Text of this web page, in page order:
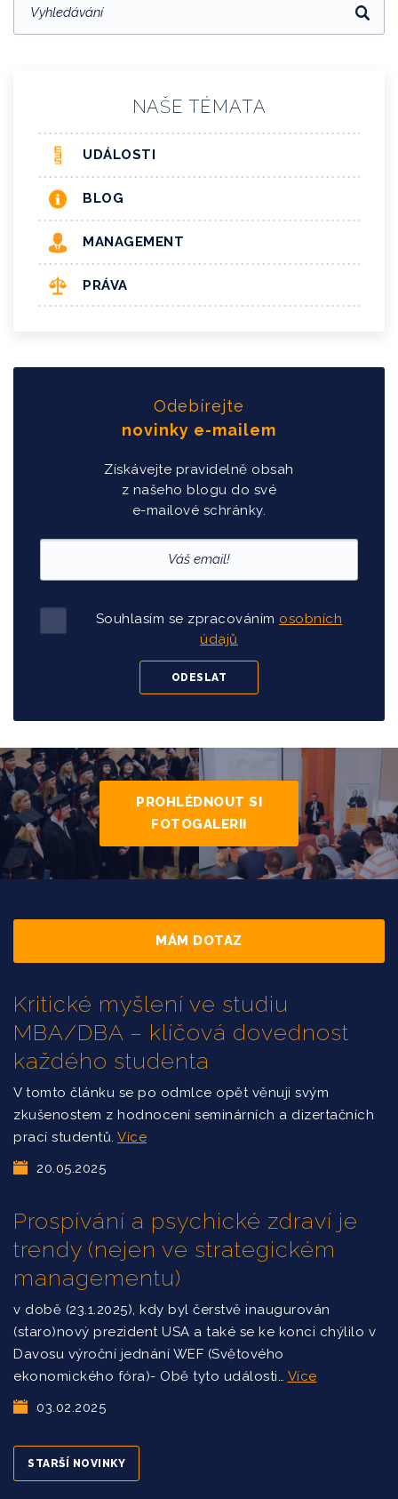
NAŠE TÉMATA
UDÁLOSTI
BLOG
MANAGEMENT
PRÁVA
Odebírejte
novinky e-mailem
Získávejte pravidelně obsah
z našeho blogu do své
e-mailové schránky.
Souhlasím se zpracováním osobních
údajů
PROHLÉDNOUT SI
FOTOGALERII
MÁM DOTAZ
Kritické myšlení ve studiu
MBA/DBA – klíčová dovednost
každého studenta
V tomto článku se po odmlce opět věnuji svým
zkušenostem z hodnocení seminárních a dizertačních
prací studentů. Více
20.05.2025
Prospívání a psychické zdraví je
trendy (nejen ve strategickém
managementu)
v době (23.1.2025), kdy byl čerstvě inaugurován
(staro)nový prezident USA a také se ke konci chýlilo v
Davosu výroční jednání WEF (Světového
ekonomického fóra)- Obě tyto události… Více
03.02.2025
STARŠÍ NOVINKY